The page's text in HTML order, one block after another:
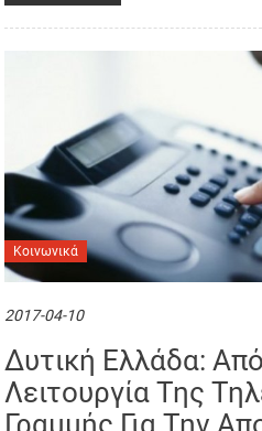
Κοινωνικά
2017-04-10
Δυτική Ελλάδα:
Λειτουργία Της
Γραμμής Για Την